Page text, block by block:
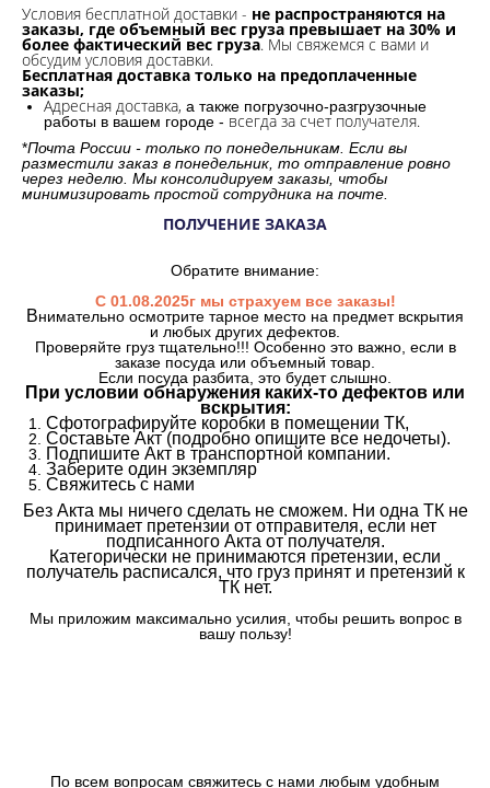
Условия бесплатной доставки - не распространяются на
заказы, где объемный вес груза превышает на 30% и
более фактический вес груза. Мы свяжемся с вами и
обсудим условия доставки.
Бесплатная доставка только на предоплаченные
заказы;
Адресная доставка, а также погрузочно-разгрузочные
работы в вашем городе - всегда за счет получателя.
*Почта России - только по понедельникам. Если вы
разместили заказ в понедельник, то отправление ровно
через неделю. Мы консолидируем заказы, чтобы
минимизировать простой сотрудника на почте.
ПОЛУЧЕНИЕ ЗАКАЗА
Обратите внимание:
С 01.08.2025г мы страхуем все заказы!
Внимательно осмотрите тарное место на предмет вскрытия
и любых других дефектов.
Проверяйте груз тщательно!!! Особенно это важно, если в
заказе посуда или объемный товар.
Если посуда разбита, это будет слышно.
При условии обнаружения каких-то дефектов или
вскрытия:
Сфотографируйте коробки в помещении ТК,
Составьте Акт (подробно опишите все недочеты).
Подпишите Акт в транспортной компании.
Заберите один экземпляр
Свяжитесь с нами
Без Акта мы ничего сделать не сможем. Ни одна ТК не
принимает претензии от отправителя, если нет
подписанного Акта от получателя.
Категорически не принимаются претензии, если
получатель расписался, что груз принят и претензий к
ТК нет.
Мы приложим максимально усилия, чтобы решить вопрос в
вашу пользу!
По всем вопросам свяжитесь с нами любым удобным